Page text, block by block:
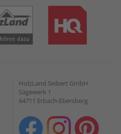
HolzLand Seibert GmbH
Sägewerk 1
64711 Erbach-Ebersberg